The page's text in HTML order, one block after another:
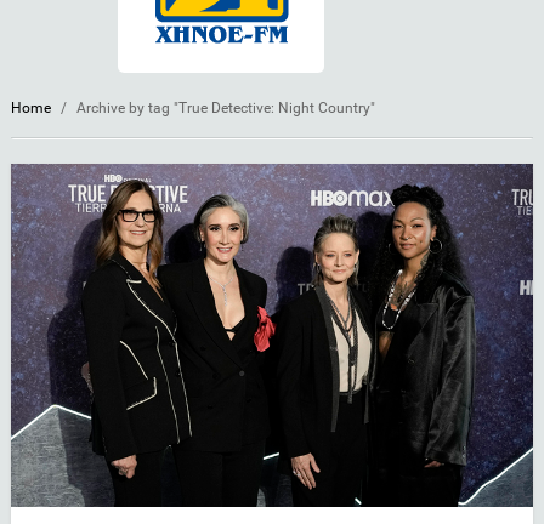
Home / Archive by tag "True Detective: Night Country"